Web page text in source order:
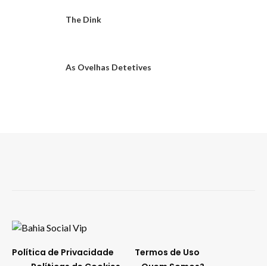
The Dink
As Ovelhas Detetives
Política de Privacidade
Termos de Uso